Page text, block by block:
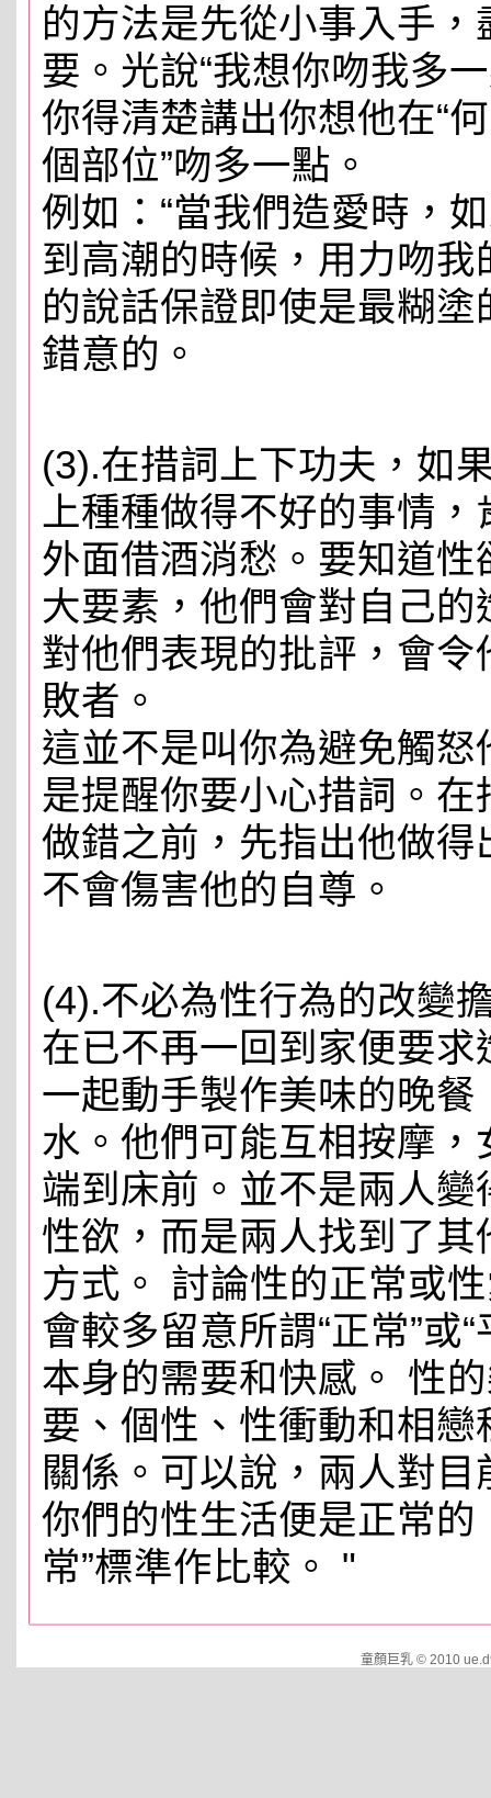
的方法是先從小事入手
要。光說“我想你吻我多
你得清楚講出你想他在“
個部位”吻多一點。
例如：“當我們造愛時，
到高潮的時候，用力吻我
的說話保證即使是最糊
錯意的。
(3).在措詞上下功夫，如
上種種做得不好的事情
外面借酒消愁。要知道
大要素，他們會對自己
對他們表現的批評，會
敗者。
這並不是叫你為避免觸
是提醒你要小心措詞。
做錯之前，先指出他做得
不會傷害他的自尊。
(4).不必為性行為的改變
在已不再一回到家便要
一起動手製作美味的晚
水。他們可能互相按摩
端到床前。並不是兩人
性欲，而是兩人找到了
方式。 討論性的正常或
會較多留意所謂“正常”或
本身的需要和快感。 性
要、個性、性衝動和相
關係。可以說，兩人對
你們的性生活便是正常的
常”標準作比較。 "
童顏巨乳 © 2010